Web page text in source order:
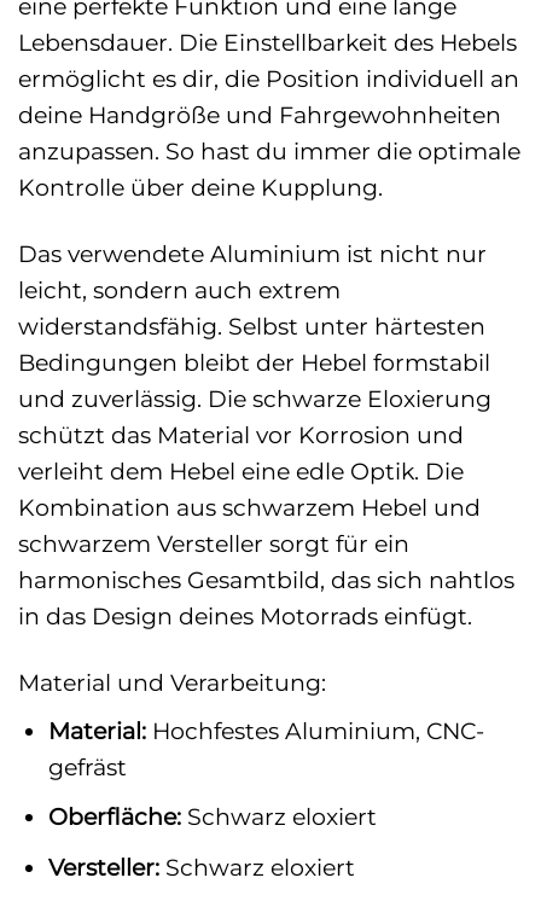
eine perfekte Funktion und eine lange
Lebensdauer. Die Einstellbarkeit des Hebels
ermöglicht es dir, die Position individuell an
deine Handgröße und Fahrgewohnheiten
anzupassen. So hast du immer die optimale
Kontrolle über deine Kupplung.
Das verwendete Aluminium ist nicht nur
leicht, sondern auch extrem
widerstandsfähig. Selbst unter härtesten
Bedingungen bleibt der Hebel formstabil
und zuverlässig. Die schwarze Eloxierung
schützt das Material vor Korrosion und
verleiht dem Hebel eine edle Optik. Die
Kombination aus schwarzem Hebel und
schwarzem Versteller sorgt für ein
harmonisches Gesamtbild, das sich nahtlos
in das Design deines Motorrads einfügt.
Material und Verarbeitung:
Material:Hochfestes Aluminium, CNC-
gefräst
Oberfläche:Schwarz eloxiert
Versteller:Schwarz eloxiert